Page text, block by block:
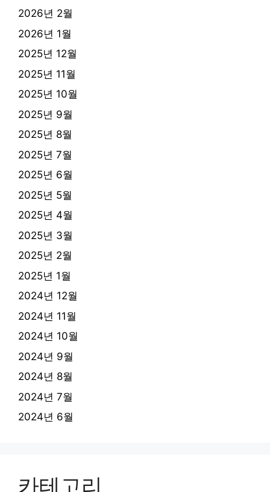
2026년 2월
2026년 1월
2025년 12월
2025년 11월
2025년 10월
2025년 9월
2025년 8월
2025년 7월
2025년 6월
2025년 5월
2025년 4월
2025년 3월
2025년 2월
2025년 1월
2024년 12월
2024년 11월
2024년 10월
2024년 9월
2024년 8월
2024년 7월
2024년 6월
카테고리